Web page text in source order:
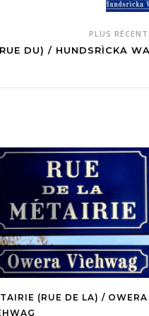
PLUS
DU) / HUNDSRÌCKA
(RUE DE LA) / OWERA